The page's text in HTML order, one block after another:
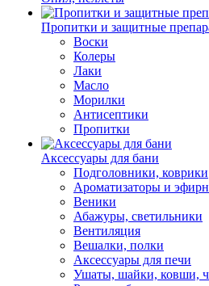
Пропитки и защитные
Воски
Колеры
Лаки
Масло
Морилки
Антисептики
Пропитки
Аксессуары для бани
Подголовники, коврики
Ароматизаторы и
Веники
Абажуры, светильники
Вентиляция
Вешалки, полки
Аксессуары для печи
Ушаты, шайки, ковши,